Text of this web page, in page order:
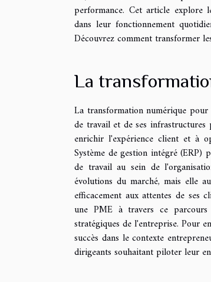
performance. Cet article explore
dans leur fonctionnement
Découvrez comment transformer
La
La transformation numérique
de travail et de ses infrastructures
enrichir l'expérience client et à
Système de gestion intégré
de travail au sein de
évolutions du marché, mais elle
efficacement aux attentes de ses
une PME à travers ce parcours
stratégiques de l'entreprise. Pour
succès dans le contexte
dirigeants souhaitant piloter leur